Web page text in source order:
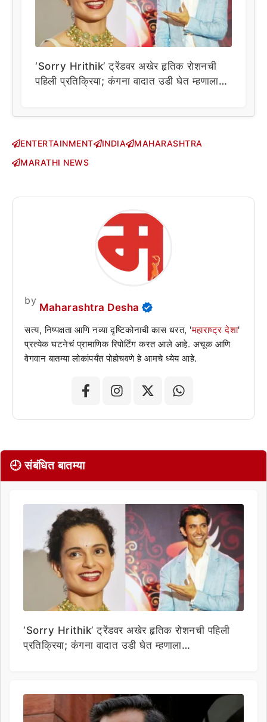
‘Sorry Hrithik’ ट्रेंडवर अखेर हृतिक रोशनची
पहिली प्रतिक्रिया; कंगना वादात उडी घेत म्हणाला…
ENTERTAINMENT INDIA
MAHARASHTRA
MARATHI NEWS
by
Maharashtra Desha
सत्य, निष्पक्षता आणि नव्या दृष्टिकोनाची कास धरत, 'महाराष्ट्र देशा'
प्रत्येक घटनेचं प्रामाणिक रिपोर्टिंग करत आले आहे. अचूक आणि
वेगवान बातम्या लोकांपर्यंत पोहोचवणे हे आमचे ध्येय आहे.
🕘 संबंधित बातम्या
‘Sorry Hrithik’ ट्रेंडवर अखेर हृतिक रोशनची पहिली
प्रतिक्रिया; कंगना वादात उडी घेत म्हणाला…